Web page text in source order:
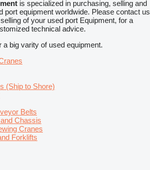
is specialized in purchasing, selling and
port equipment worldwide. Please contact us
of your used port Equipment, for a
technical advice.
a big varity of used equipment.
(Ship to Shore)
Belts
Chassis
Cranes
Forklifts